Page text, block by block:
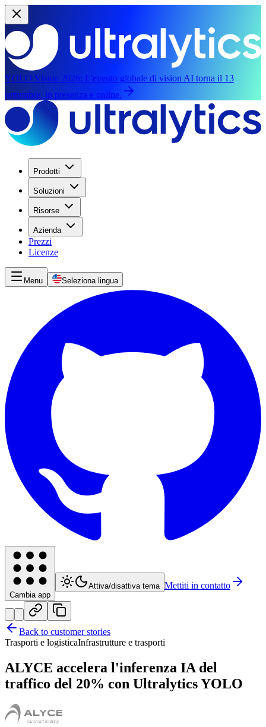
YOLO Vision 2026: L'evento globale di vision AI torna il 13
settembre, in presenza e online.
Prodotti
Soluzioni
Risorse
Azienda
Prezzi
Licenze
Menu Seleziona lingua
Cambia app
Attiva/disattiva tema Mettiti in contatto
Back to customer stories
Trasporti e logisticaInfrastrutture e trasporti
ALYCE accelera l'inferenza IA del
traffico del 20% con Ultralytics YOLO